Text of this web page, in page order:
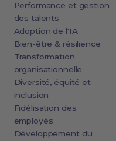
Performance et gestion
des talents
Adoption de l'IA
Bien-être & résilience
Transformation
organisationnelle
Diversité, équité et
inclusion
Fidélisation des
employés
Développement du